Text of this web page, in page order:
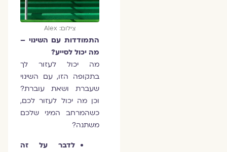
צילום: Alex
התמודדות עם השינוי –
מה יכול לסייע?
מה יכול לעזור לך
בתקופה הזו, עם השינוי
שעברת ושאת עוברת?
וכן מה יכול לעזור לכם,
כשהמרחב המיני שלכם
משתנה?
לדבר על זה